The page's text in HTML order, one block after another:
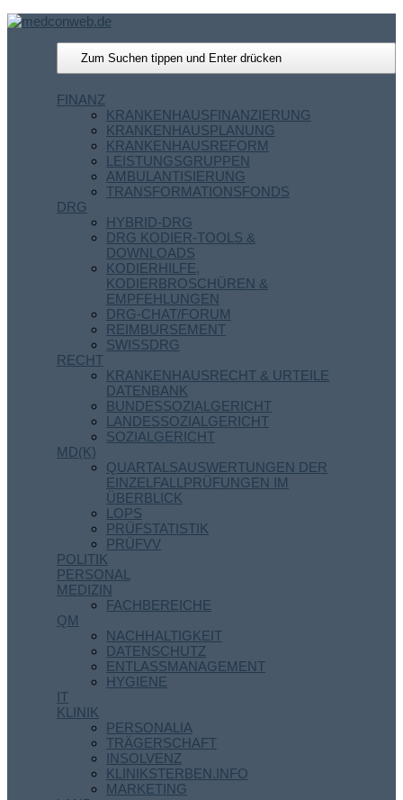
FINANZ
KRANKENHAUSFINANZIERUNG
KRANKENHAUSPLANUNG
KRANKENHAUSREFORM
LEISTUNGSGRUPPEN
AMBULANTISIERUNG
TRANSFORMATIONSFONDS
DRG
HYBRID-DRG
DRG KODIER-TOOLS &
DOWNLOADS
KODIERHILFE,
KODIERBROSCHÜREN &
EMPFEHLUNGEN
DRG-CHAT/FORUM
REIMBURSEMENT
SWISSDRG
RECHT
KRANKENHAUSRECHT & URTEILE
DATENBANK
BUNDESSOZIALGERICHT
LANDESSOZIALGERICHT
SOZIALGERICHT
MD(K)
QUARTALSAUSWERTUNGEN DER
EINZELFALLPRÜFUNGEN IM
ÜBERBLICK
LOPS
PRÜFSTATISTIK
PRÜFVV
POLITIK
PERSONAL
MEDIZIN
FACHBEREICHE
QM
NACHHALTIGKEIT
DATENSCHUTZ
ENTLASSMANAGEMENT
HYGIENE
IT
KLINIK
PERSONALIA
TRÄGERSCHAFT
INSOLVENZ
KLINIKSTERBEN.INFO
MARKETING